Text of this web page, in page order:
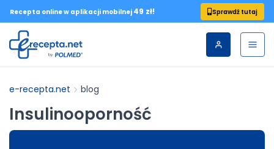
Recepta online w aplikacji mobilnej 49 zł! Sprawdź tutaj
e-recepta.net blog
Insulinooporność